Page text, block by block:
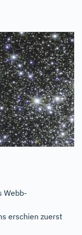
Webb-
erschien zuerst